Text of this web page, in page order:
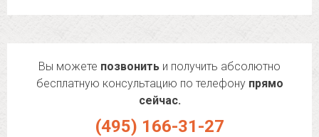
Вы можете позвонить и получить абсолютно
бесплатную консультацию по телефону прямо
сейчас.
(495) 166-31-27